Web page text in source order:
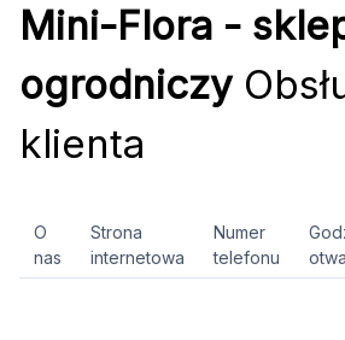
Mini-Flora -
ogrodniczy
klienta
O
nas
Strona
internetowa
Numer
telefonu